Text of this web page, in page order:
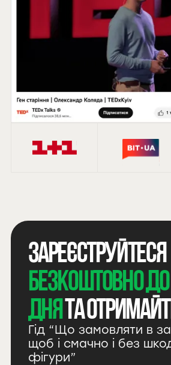
Зареєструйтеся
безкоштовно до
днята
Гід “Що замовляти в
щоб і смачно і без
фігури”